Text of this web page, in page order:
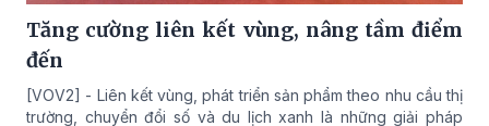
Tăng cường liên kết vùng, nâng tầm điểm
đến
[VOV2] - Liên kết vùng, phát triển sản phẩm theo nhu cầu thị
trường, chuyển đổi số và du lịch xanh là những giải pháp